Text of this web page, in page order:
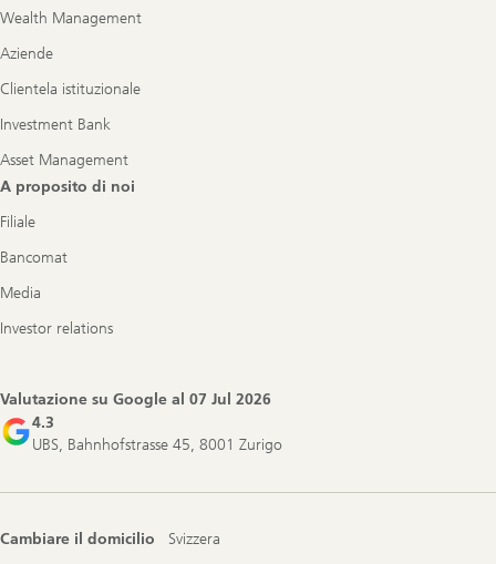
Wealth Management
Aziende
Clientela istituzionale
Investment Bank
Asset Management
A proposito di noi
Filiale
Bancomat
Media
Investor relations
Valutazione su Google al 07 Jul 2026
4.3
UBS, Bahnhofstrasse 45, 8001 Zurigo
Cambiare il domicilio Svizzera